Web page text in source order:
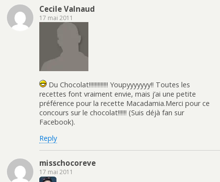
Cecile Valnaud
17 mai 2011
Du Chocolat!!!!!!!!!!!!! Youpyyyyyyy!! Toutes les
recettes font vraiment envie, mais j’ai une petite
préférence pour la recette Macadamia.Merci pour ce
concours sur le chocolat!!!!!! (Suis déjà fan sur
Facebook).
Reply
misschocoreve
17 mai 2011